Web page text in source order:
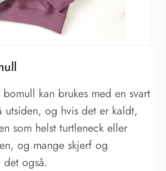
kan brukes med en svart
og hvis det er kaldt,
som helst turtleneck eller
og mange skjerf og
det også.